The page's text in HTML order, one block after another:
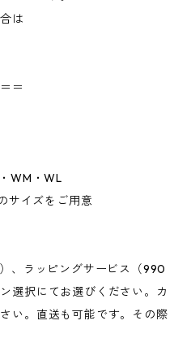
は
＝
・WL
ズをご用意
、ラッピングサービス（990
選択にてお選びください。カ
い。直送も可能です。その際